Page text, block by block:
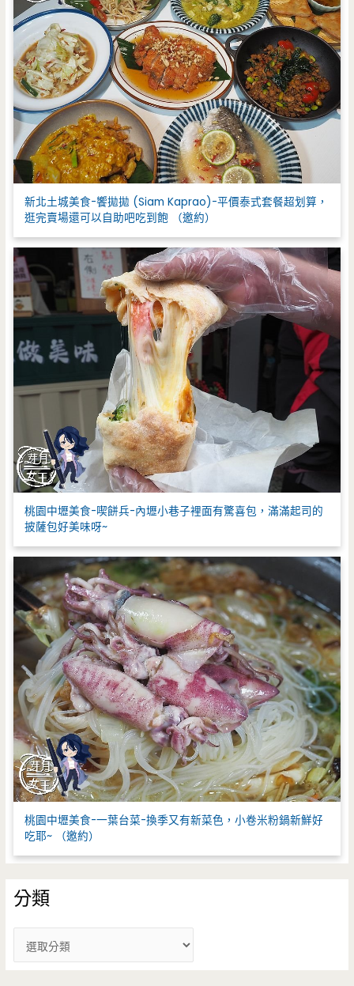
新北土城美食-饗拋拋 (Siam Kaprao)-平價泰式套餐超划算，
逛完賣場還可以自助吧吃到飽 （邀約）
桃園中壢美食-喫餅兵-內壢小巷子裡面有驚喜包，滿滿起司的
披薩包好美味呀~
桃園中壢美食-一葉台菜-換季又有新菜色，小卷米粉鍋新鮮好
吃耶~ （邀約）
分類
類